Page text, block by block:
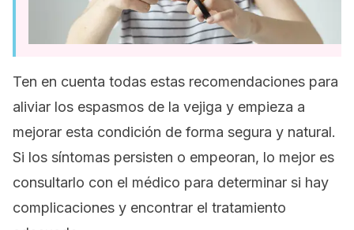
Ten en cuenta todas estas recomendaciones para
aliviar los espasmos de la vejiga y empieza a
mejorar esta condición de forma segura y natural.
Si los síntomas persisten o empeoran, lo mejor es
consultarlo con el médico para determinar si hay
complicaciones y encontrar el tratamiento